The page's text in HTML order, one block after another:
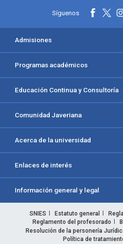
Síguenos
Admisiones
Programas académicos
Educación Continua y Consultoría
Comunidad Javeriana
Acerca de la universidad
Enlaces de interés
Información general y legal
SNIES Estatuto general
Reglamento del profesorado
Resolución de la personería
Política de